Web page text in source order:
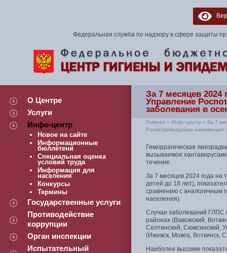
Федеральная служба по надзору в сфере защиты
О Центре
Услуги
Инфо-центр
Новое на сайте
Информационные
бюллетени
Специальная оценка
условий труда
Информация для
населения
Конкурсы
Термины
Государственные услуги
Противодействие
коррупции
Орган инспекции
Испытательный
За 7 месяцев 2024
Управление
заболевания в
Главная » Инфо-центр » За 7
Роспотребнадзора напоминает
Геморрагическая
вызываемое
течение.
За 7 месяцев 2024 года на
детей до 18 лет),
сравнению с аналогичным
населения).
Случаи заболеваний ГЛПС
районах (Вавожский,
Селтинский, Сюмсинский,
(Ижевск, Можга, Воткинск,
Наиболее высокие